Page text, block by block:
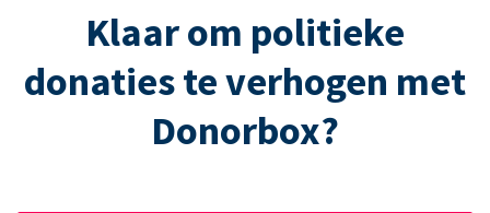
Klaar om politieke
donaties te verhogen met
Donorbox?